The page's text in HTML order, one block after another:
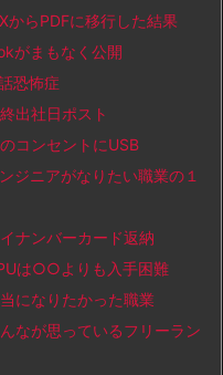
らPDFに移行した結果
がまもなく公開
恐怖症
出社日ポスト
コンセントにUSB
ニアがなりたい職業の１
ナンバーカード返納
は○○よりも入手困難
になりたかった職業
が思っているフリーラン